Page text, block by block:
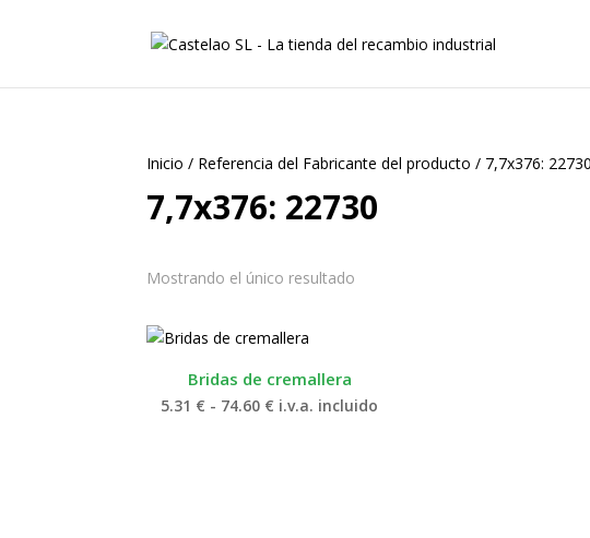
Inicio / Referencia del Fabricante del producto / 7,7x376: 22730
7,7x376: 22730
Mostrando el único resultado
Bridas de cremallera
5.31 € - 74.60 € Rango
i.v.a. incluido